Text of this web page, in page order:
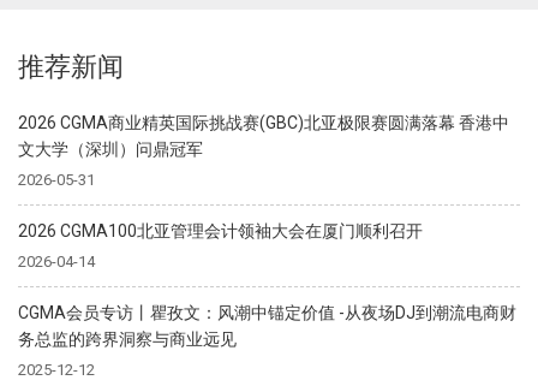
推荐新闻
2026 CGMA商业精英国际挑战赛(GBC)北亚极限赛圆满落幕 香港中
文大学（深圳）问鼎冠军
2026-05-31
2026 CGMA100北亚管理会计领袖大会在厦门顺利召开
2026-04-14
CGMA会员专访丨瞿孜文：风潮中锚定价值 -从夜场DJ到潮流电商财
务总监的跨界洞察与商业远见
2025-12-12